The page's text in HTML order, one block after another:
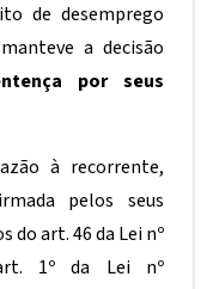
de desemprego
a decisão
por seus
à recorrente,
pelos seus
art. 46 da Lei nº
1º da Lei nº